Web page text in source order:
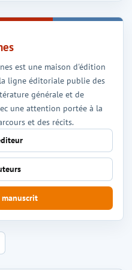
est une maison d'édition
ligne éditoriale publie des
générale et de
une attention portée à la
et des récits.